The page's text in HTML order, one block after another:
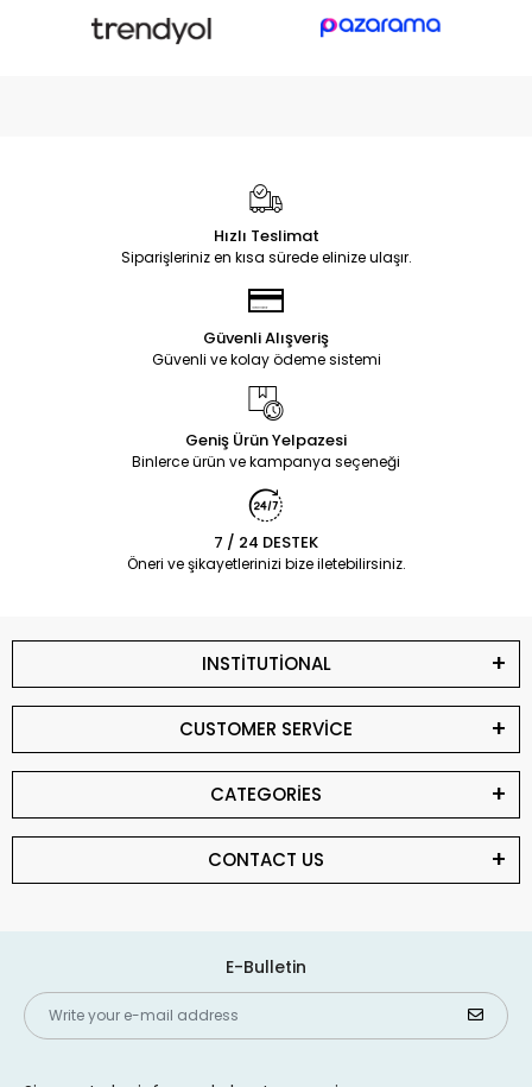
Hızlı Teslimat
Siparişleriniz en kısa sürede elinize ulaşır.
Güvenli Alışveriş
Güvenli ve kolay ödeme sistemi
Geniş Ürün Yelpazesi
Binlerce ürün ve kampanya seçeneği
7 / 24 DESTEK
Öneri ve şikayetlerinizi bize iletebilirsiniz.
INSTİTUTİONAL
CUSTOMER SERVİCE
CATEGORİES
CONTACT US
E-Bulletin